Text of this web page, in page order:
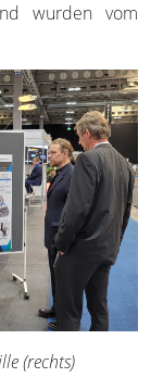
wurden vom
(rechts)